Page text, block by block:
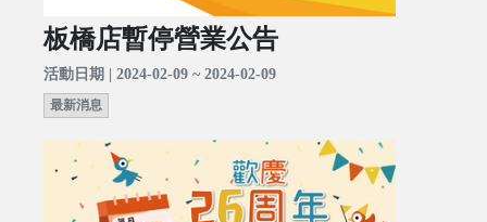
板橋店暫停營業公告
活動日期 | 2024-02-09 ~ 2024-02-09
最新消息